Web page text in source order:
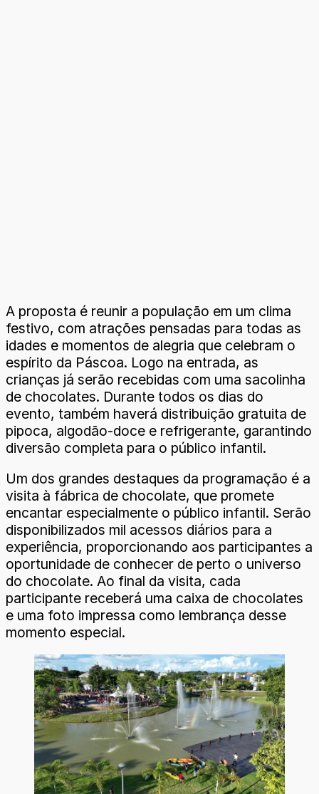
A proposta é reunir a população em um clima
festivo, com atrações pensadas para todas as
idades e momentos de alegria que celebram o
espírito da Páscoa. Logo na entrada, as
crianças já serão recebidas com uma sacolinha
de chocolates. Durante todos os dias do
evento, também haverá distribuição gratuita de
pipoca, algodão-doce e refrigerante, garantindo
diversão completa para o público infantil.
Um dos grandes destaques da programação é a
visita à fábrica de chocolate, que promete
encantar especialmente o público infantil. Serão
disponibilizados mil acessos diários para a
experiência, proporcionando aos participantes a
oportunidade de conhecer de perto o universo
do chocolate. Ao final da visita, cada
participante receberá uma caixa de chocolates
e uma foto impressa como lembrança desse
momento especial.